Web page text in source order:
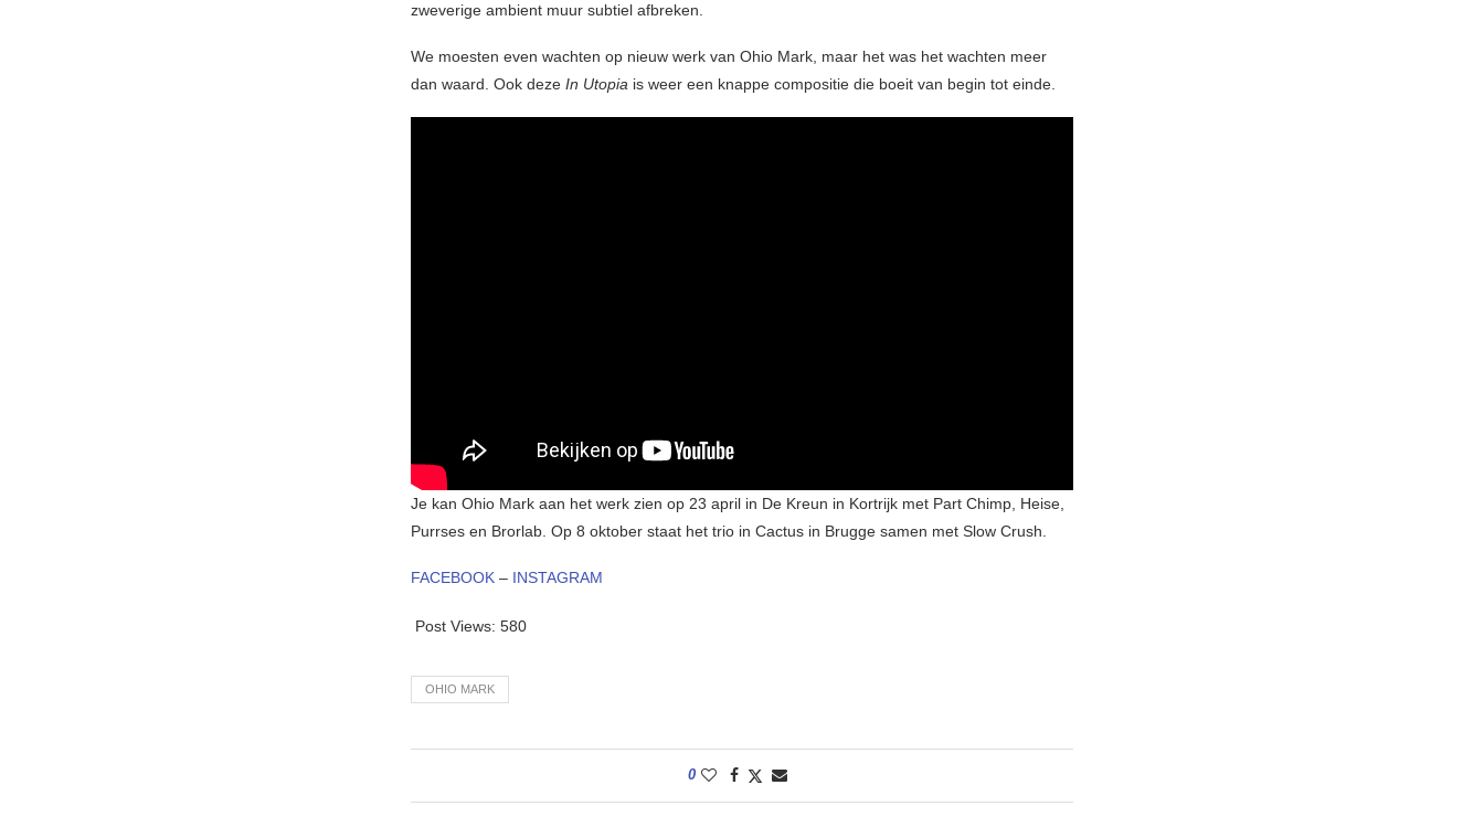
zweverige ambient muur subtiel afbreken.
We moesten even wachten op nieuw werk van Ohio Mark, maar het was het wachten meer
dan waard. Ook deze In Utopia is weer een knappe compositie die boeit van begin tot einde.
Je kan Ohio Mark aan het werk zien op 23 april in De Kreun in Kortrijk met Part Chimp, Heise,
Purrses en Brorlab. Op 8 oktober staat het trio in Cactus in Brugge samen met Slow Crush.
FACEBOOK – INSTAGRAM
Post Views: 580
OHIO MARK
0